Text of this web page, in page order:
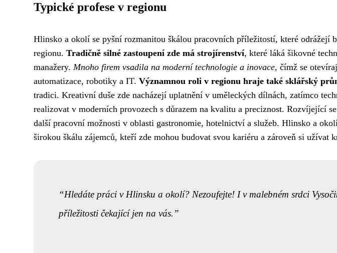
Typické profese v regionu
Hlinsko a okolí se pyšní rozmanitou škálou pracovních příležitostí, které odrážejí
regionu. Tradičně silné zastoupení zde má strojírenství, které láká šikovné
manažery. Mnoho firem vsadila na moderní technologie a inovace, čímž se
automatizace, robotiky a IT. Významnou roli v regionu hraje také sklářský
tradici. Kreativní duše zde nacházejí uplatnění v uměleckých dílnách, zatímco
realizovat v moderních provozech s důrazem na kvalitu a preciznost. Rozvíjející
další pracovní možnosti v oblasti gastronomie, hotelnictví a služeb. Hlinsko a
širokou škálu zájemců, kteří zde mohou budovat svou kariéru a zároveň si užívat
Hledáte práci v Hlinsku a okolí? Nezoufejte! I v malebném srdci
příležitosti čekající jen na vás.